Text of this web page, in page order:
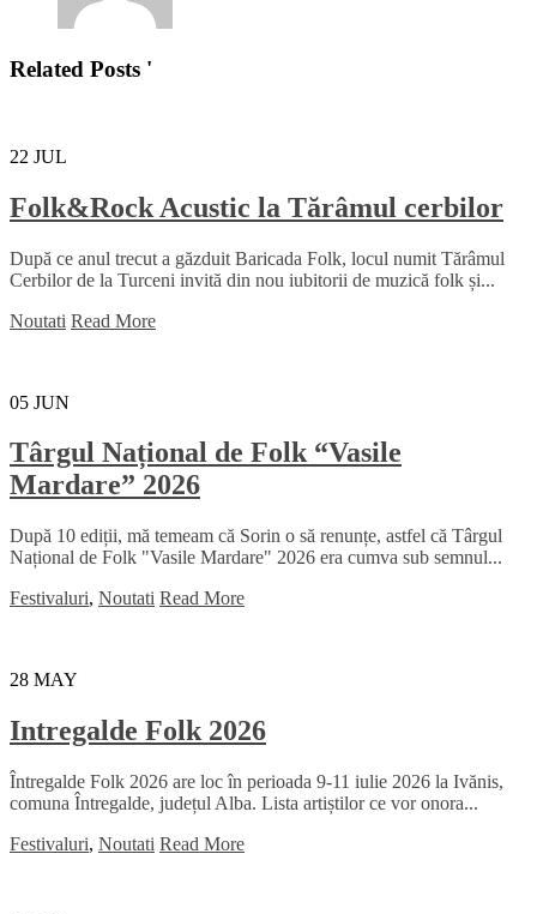
Related Posts '
22 JUL
Folk&Rock Acustic la Tărâmul cerbilor
După ce anul trecut a găzduit Baricada Folk, locul numit Tărâmul
Cerbilor de la Turceni invită din nou iubitorii de muzică folk și...
Noutati Read More
05 JUN
Târgul Național de Folk “Vasile
Mardare” 2026
După 10 ediții, mă temeam că Sorin o să renunțe, astfel că Târgul
Național de Folk "Vasile Mardare" 2026 era cumva sub semnul...
Festivaluri, Noutati Read More
28 MAY
Intregalde Folk 2026
Întregalde Folk 2026 are loc în perioada 9-11 iulie 2026 la Ivănis,
comuna Întregalde, județul Alba. Lista artiștilor ce vor onora...
Festivaluri, Noutati Read More